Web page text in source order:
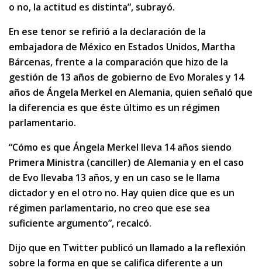
o no, la actitud es distinta”, subrayó.
En ese tenor se refirió a la declaración de la
embajadora de México en Estados Unidos, Martha
Bárcenas, frente a la comparación que hizo de la
gestión de 13 años de gobierno de Evo Morales y 14
años de Ángela Merkel en Alemania, quien señaló que
la diferencia es que éste último es un régimen
parlamentario.
“Cómo es que Ángela Merkel lleva 14 años siendo
Primera Ministra (canciller) de Alemania y en el caso
de Evo llevaba 13 años, y en un caso se le llama
dictador y en el otro no. Hay quien dice que es un
régimen parlamentario, no creo que ese sea
suficiente argumento”, recalcó.
Dijo que en Twitter publicó un llamado a la reflexión
sobre la forma en que se califica diferente a un